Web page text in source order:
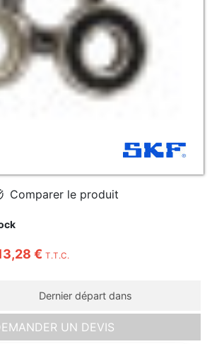
Comparer le produit
€ T.T.C.
Dernier départ dans
UN DEVIS